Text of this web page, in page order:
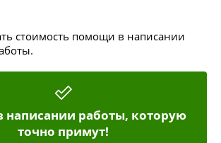
стоимость помощи в написании
работы, которую
точно примут!